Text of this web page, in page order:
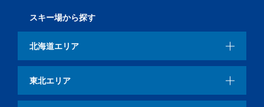
スキー場から探す
北海道エリア
東北エリア